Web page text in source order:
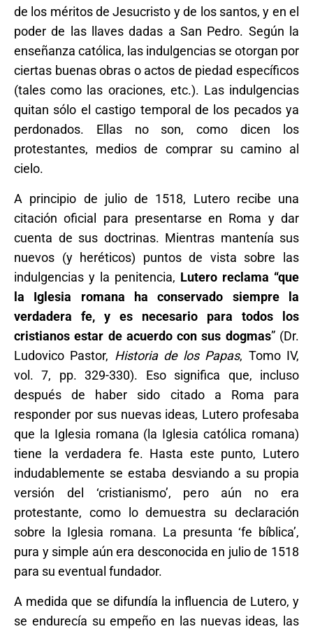
de los méritos de Jesucristo y de los santos, y en el
poder de las llaves dadas a San Pedro. Según la
enseñanza católica, las indulgencias se otorgan por
ciertas buenas obras o actos de piedad específicos
(tales como las oraciones, etc.). Las indulgencias
quitan sólo el castigo temporal de los pecados ya
perdonados. Ellas no son, como dicen los
protestantes, medios de comprar su camino al
cielo.
A principio de julio de 1518, Lutero recibe una
citación oficial para presentarse en Roma y dar
cuenta de sus doctrinas. Mientras mantenía sus
nuevos (y heréticos) puntos de vista sobre las
indulgencias y la penitencia, Lutero reclama “que
la Iglesia romana ha conservado siempre la
verdadera fe, y es necesario para todos los
cristianos estar de acuerdo con sus dogmas” (Dr.
Ludovico Pastor, Historia de los Papas, Tomo IV,
vol. 7, pp. 329-330). Eso significa que, incluso
después de haber sido citado a Roma para
responder por sus nuevas ideas, Lutero profesaba
que la Iglesia romana (la Iglesia católica romana)
tiene la verdadera fe. Hasta este punto, Lutero
indudablemente se estaba desviando a su propia
versión del ‘cristianismo’, pero aún no era
protestante, como lo demuestra su declaración
sobre la Iglesia romana. La presunta ‘fe bíblica’,
pura y simple aún era desconocida en julio de 1518
para su eventual fundador.
A medida que se difundía la influencia de Lutero, y
se endurecía su empeño en las nuevas ideas, las